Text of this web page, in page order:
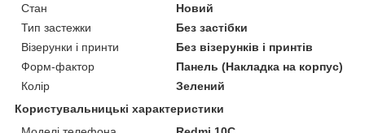
Стан
Новий
Тип застежки
Без застібки
Візерунки і принти
Без візерунків і принтів
Форм-фактор
Панель (Накладка на корпус)
Колір
Зелений
Користувальницькі характеристики